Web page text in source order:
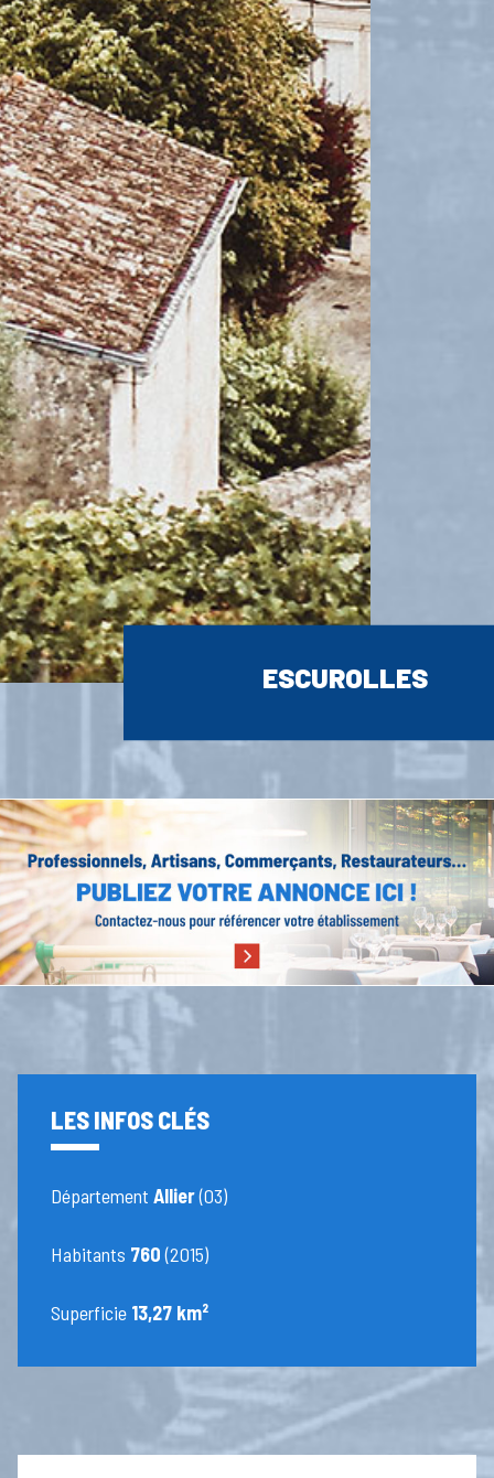
ESCUROLLES
LES INFOS CLÉS
DépartementAllier(03)
Habitants 760(2015)
Superficie 13,27 km²